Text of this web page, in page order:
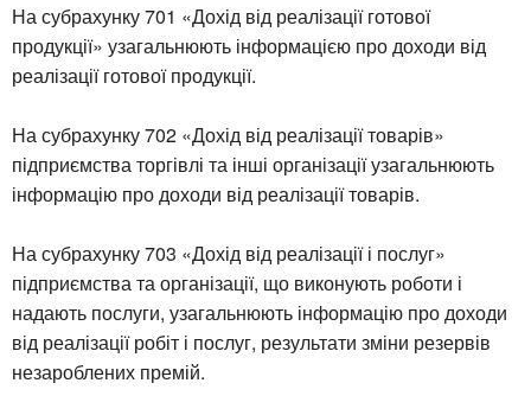
На субрахунку 701 «Дохід від реалізації готової
продукції» узагальнюють інформацією про доходи від
реалізації готової продукції.
На субрахунку 702 «Дохід від реалізації товарів»
підприємства торгівлі та інші організації узагальнюють
інформацію про доходи від реалізації товарів.
На субрахунку 703 «Дохід від реалізації і послуг»
підприємства та організації, що виконують роботи і
надають послуги, узагальнюють інформацію про доходи
від реалізації робіт і послуг, результати зміни резервів
незароблених премій.